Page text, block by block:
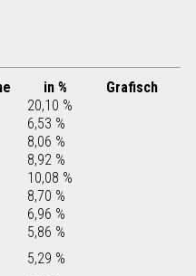
in %
Grafisch
20,10 %
6,53 %
8,06 %
8,92 %
10,08 %
8,70 %
6,96 %
5,86 %
5,29 %